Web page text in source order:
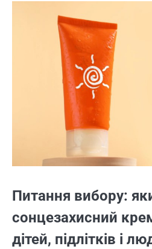
Питання вибору:
сонцезахисний
дітей, підлітків і